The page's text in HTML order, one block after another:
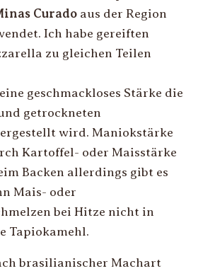
Curado aus der Region
Ich habe gereiften
zu gleichen Teilen
geschmackloses Stärke die
getrockneten
wird. Maniokstärke
Kartoffel- oder Maisstärke
Backen allerdings gibt es
Mais- oder
bei Hitze nicht in
Tapiokamehl.
brasilianischer Machart